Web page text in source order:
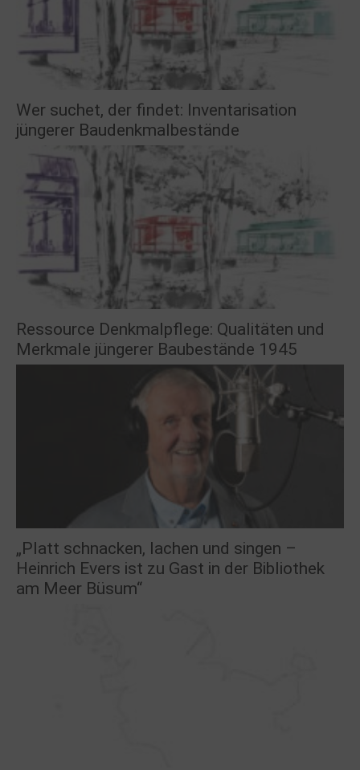
Wer suchet, der findet: Inventarisation
jüngerer Baudenkmalbestände
Ressource Denkmalpflege: Qualitäten und
Merkmale jüngerer Baubestände 1945
„Platt schnacken, lachen und singen –
Heinrich Evers ist zu Gast in der Bibliothek
am Meer Büsum“